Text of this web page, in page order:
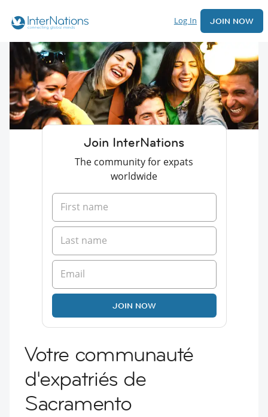
Log In JOIN NOW
Join InterNations
The community for expats
worldwide
JOIN NOW
Votre communauté
d'expatriés de
Sacramento